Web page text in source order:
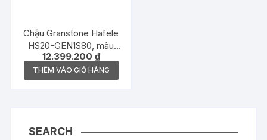
Chậu Granstone Hafele
HS20-GEN1S80, màu
đen – 570.30.300
12.399.200 ₫
THÊM VÀO GIỎ HÀNG
SEARCH